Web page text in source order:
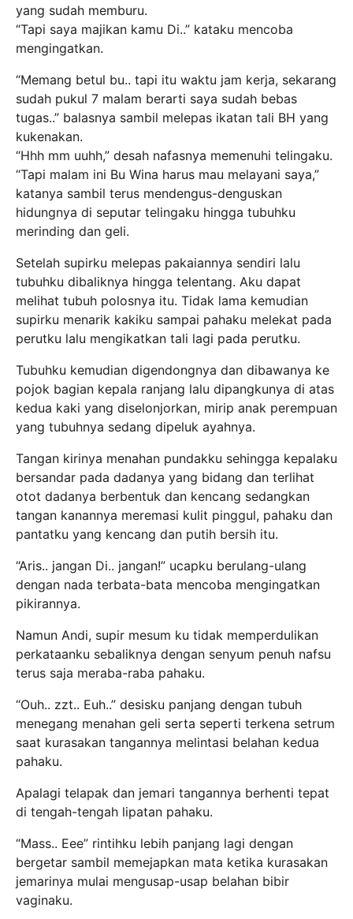
yang sudah memburu.
“Tapi saya majikan kamu Di..” kataku mencoba
mengingatkan.
“Memang betul bu.. tapi itu waktu jam kerja, sekarang
sudah pukul 7 malam berarti saya sudah bebas
tugas..” balasnya sambil melepas ikatan tali BH yang
kukenakan.
“Hhh mm uuhh,” desah nafasnya memenuhi telingaku.
“Tapi malam ini Bu Wina harus mau melayani saya,”
katanya sambil terus mendengus-denguskan
hidungnya di seputar telingaku hingga tubuhku
merinding dan geli.
Setelah supirku melepas pakaiannya sendiri lalu
tubuhku dibaliknya hingga telentang. Aku dapat
melihat tubuh polosnya itu. Tidak lama kemudian
supirku menarik kakiku sampai pahaku melekat pada
perutku lalu mengikatkan tali lagi pada perutku.
Tubuhku kemudian digendongnya dan dibawanya ke
pojok bagian kepala ranjang lalu dipangkunya di atas
kedua kaki yang diselonjorkan, mirip anak perempuan
yang tubuhnya sedang dipeluk ayahnya.
Tangan kirinya menahan pundakku sehingga kepalaku
bersandar pada dadanya yang bidang dan terlihat
otot dadanya berbentuk dan kencang sedangkan
tangan kanannya meremasi kulit pinggul, pahaku dan
pantatku yang kencang dan putih bersih itu.
“Aris.. jangan Di.. jangan!” ucapku berulang-ulang
dengan nada terbata-bata mencoba mengingatkan
pikirannya.
Namun Andi, supir mesum ku tidak memperdulikan
perkataanku sebaliknya dengan senyum penuh nafsu
terus saja meraba-raba pahaku.
“Ouh.. zzt.. Euh..” desisku panjang dengan tubuh
menegang menahan geli serta seperti terkena setrum
saat kurasakan tangannya melintasi belahan kedua
pahaku.
Apalagi telapak dan jemari tangannya berhenti tepat
di tengah-tengah lipatan pahaku.
“Mass.. Eee” rintihku lebih panjang lagi dengan
bergetar sambil memejapkan mata ketika kurasakan
jemarinya mulai mengusap-usap belahan bibir
vaginaku.